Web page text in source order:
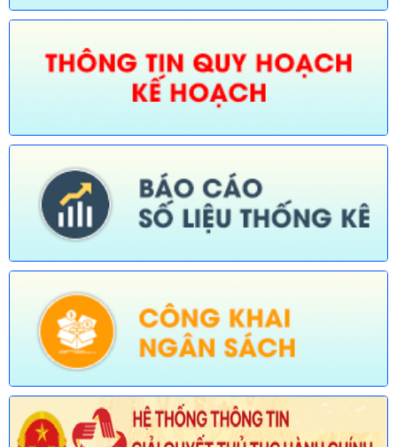
Ngày ban hành: (30/07/2026)
Tên:(Thông báo về việc công bố Danh mục thủ tục hành chính
bị bãi bỏ trong lĩnh vực nông nghiệp thuộc phạm vi chức năng
quản lý của Sở Nông nghiệp và Môi trường)
Số:676/TB-UBND
được sửa đổi, bổ sung trong lĩnh vực đường thủy nội địa thuộc
phạm vi chức năng quản lý của Sở Xây dựng)
Ngày ban hành: (30/07/2026)
677/TB-UBND
Tên:(Thông báo về việc công bố Danh mục thủ tục hành chính
thuộc phạm vi chức năng quản lý của Sở Khoa học và Công
nghệ)
Ngày ban hành: (30/07/2026)
Số:678/TB-UBND
mới ban hành và bị bãi bỏ lĩnh vực Viên chức thuộc phạm vi
chức năng quản lý của Sở Nội vụ)
Ngày ban hành: (30/07/2026)